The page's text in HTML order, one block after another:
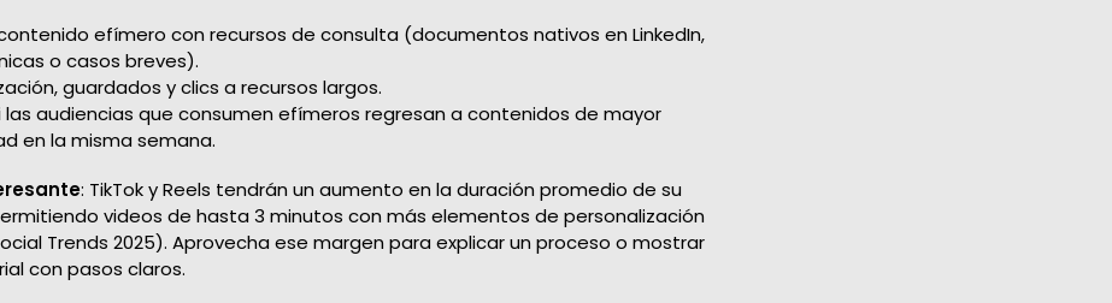
efímero con recursos de consulta (documentos nativos en LinkedIn,
o casos breves).
guardados y clics a recursos largos.
las audiencias que consumen efímeros regresan a contenidos de mayor
en la misma semana.
: TikTok y Reels tendrán un aumento en la duración promedio de su
videos de hasta 3 minutos con más elementos de personalización
Trends 2025). Aprovecha ese margen para explicar un proceso o mostrar
con pasos claros.